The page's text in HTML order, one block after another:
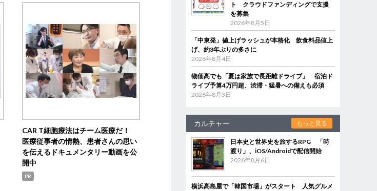
CAR T細胞療法はチーム医療だ！
医療従事者の情熱、患者さんの思い
を伝えるドキュメンタリー動画を公
開中
PR
ト クラウドファンディングで支援
を募集
2026年8月5日
「中東発」値上げラッシュが本格化 飲食料品値上
げ、約3年ぶりの多さに
2026年8月4日
物価高でも「夏は家族で長距離ドライブ」 宿泊ド
ライブ予算4万円超、渋滞・猛暑への備えも必須
2026年8月3日
カルチャー もっと見る
日本史と世界史を旅するRPG 「時
渡り」、iOS/Androidで配信開始
2026年8月6日
横浜高島屋で「韓国市場」がスタート 人気グルメ